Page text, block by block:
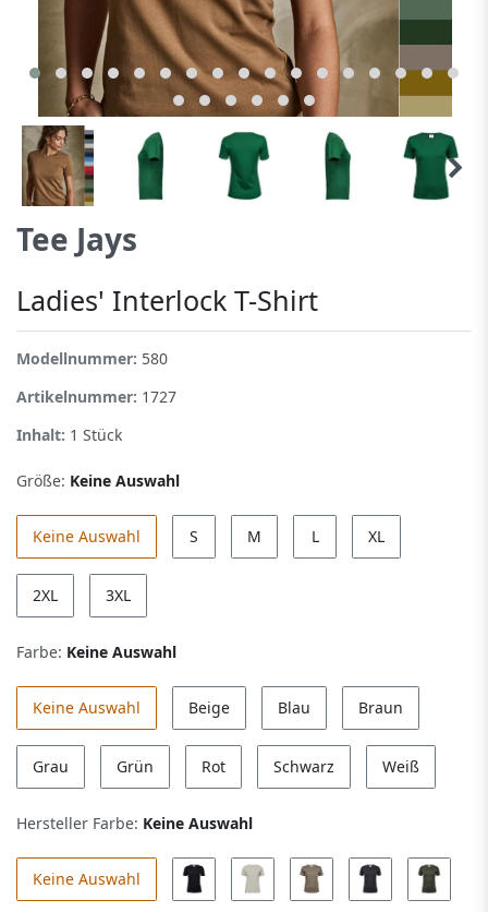
Tee Jays
Ladies' Interlock T-Shirt
Modellnummer: 580
Artikelnummer: 1727
Inhalt: 1 Stück
Größe: Keine Auswahl
Keine Auswahl S M L XL
2XL 3XL
Farbe: Keine Auswahl
Keine Auswahl Beige Blau Braun
Grau Grün Rot Schwarz Weiß
Hersteller Farbe: Keine Auswahl
Keine Auswahl